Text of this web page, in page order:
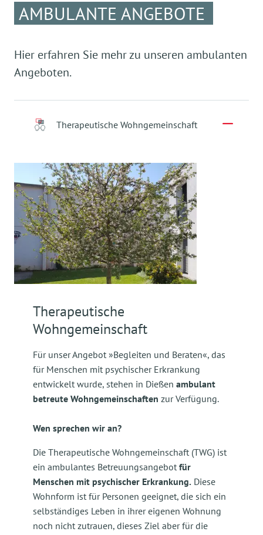
AMBULANTE ANGEBOTE
Hier erfahren Sie mehr zu unseren ambulanten
Angeboten.
Therapeutische Wohngemeinschaft
Therapeutische
Wohngemeinschaft
Für unser Angebot »Begleiten und Beraten«, das
für Menschen mit psychischer Erkrankung
entwickelt wurde, stehen in Dießen ambulant
betreute Wohngemeinschaften zur Verfügung.
Wen sprechen wir an?
Die Therapeutische Wohngemeinschaft (TWG) ist
ein ambulantes Betreuungsangebot für
Menschen mit psychischer Erkrankung. Diese
Wohnform ist für Personen geeignet, die sich ein
selbständiges Leben in ihrer eigenen Wohnung
noch nicht zutrauen, dieses Ziel aber für die